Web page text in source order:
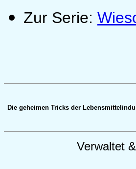
Zur Serie:
Die geheimen Tricks der
Verwaltet